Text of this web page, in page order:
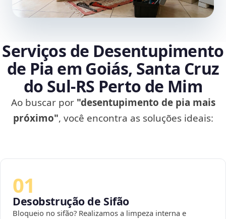
Serviços de Desentupimento
de Pia em Goiás, Santa Cruz
do Sul‑RS Perto de Mim
Ao buscar por "desentupimento de pia mais
próximo", você encontra as soluções ideais:
01
Desobstrução de Sifão
Bloqueio no sifão? Realizamos a limpeza interna e